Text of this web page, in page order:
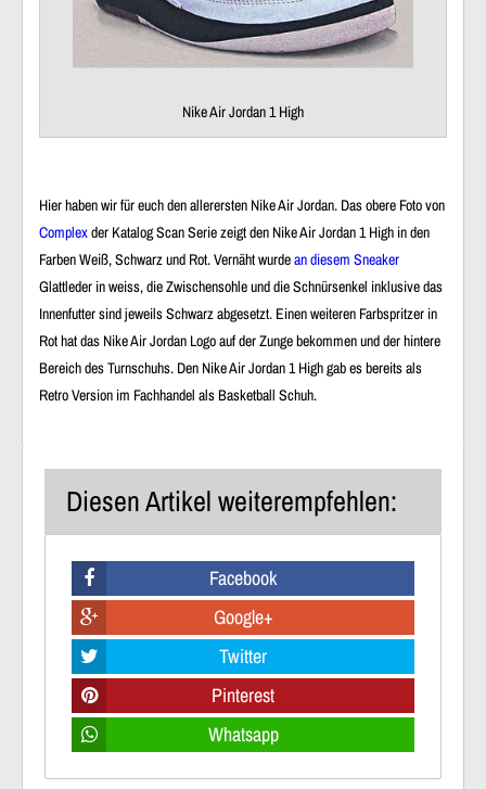
Nike Air Jordan 1 High
Hier haben wir für euch den allerersten Nike Air Jordan. Das obere Foto von
Complexder Katalog Scan Serie zeigt den Nike Air Jordan 1 High in den
Farben Weiß, Schwarz und Rot. Vernäht wurdean diesem Sneaker
Glattleder in weiss, die Zwischensohle und die Schnürsenkel inklusive das
Innenfutter sind jeweils Schwarz abgesetzt. Einen weiteren Farbspritzer in
Rot hat das Nike Air Jordan Logo auf der Zunge bekommen und der hintere
Bereich des Turnschuhs. Den Nike Air Jordan 1 High gab es bereits als
Retro Version im Fachhandel als Basketball Schuh.
Diesen Artikel weiterempfehlen:
Facebook
Google+
Twitter
Pinterest
Whatsapp